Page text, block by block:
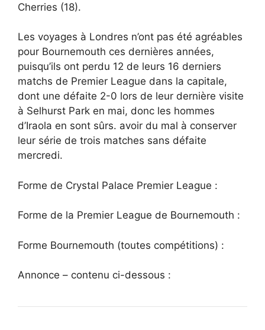
Cherries (18).
Les voyages à Londres n’ont pas été agréables
pour Bournemouth ces dernières années,
puisqu’ils ont perdu 12 de leurs 16 derniers
matchs de Premier League dans la capitale,
dont une défaite 2-0 lors de leur dernière visite
à Selhurst Park en mai, donc les hommes
d’Iraola en sont sûrs. avoir du mal à conserver
leur série de trois matches sans défaite
mercredi.
Forme de Crystal Palace Premier League :
Forme de la Premier League de Bournemouth :
Forme Bournemouth (toutes compétitions) :
Annonce – contenu ci-dessous :